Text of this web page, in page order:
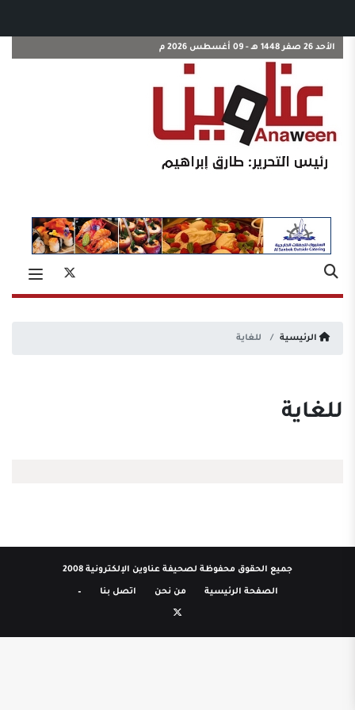
الأحد 26 صفر 1448 هـ - 09 أغسطس 2026 م
الرئيسية للغاية
للغاية
جميع الحقوق محفوظة لصحيفة عناوين الإلكترونية 2008
الصفحة الرئيسية من نحن اتصل بنا –